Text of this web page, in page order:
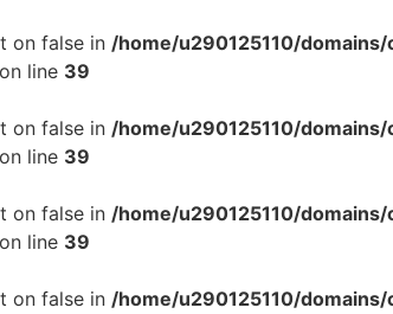
on false in /home/u290125110/
on line 39
on false in /home/u290125110/
on line 39
on false in /home/u290125110/
on line 39
on false in /home/u290125110/